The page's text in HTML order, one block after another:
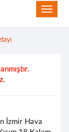
İzmir Hava